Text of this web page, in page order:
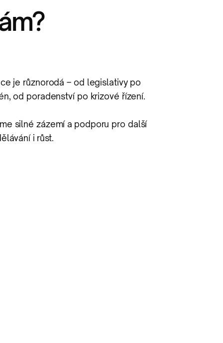
je různorodá – od legislativy po
od poradenství po krizové řízení.
silné zázemí a podporu pro další
i růst.